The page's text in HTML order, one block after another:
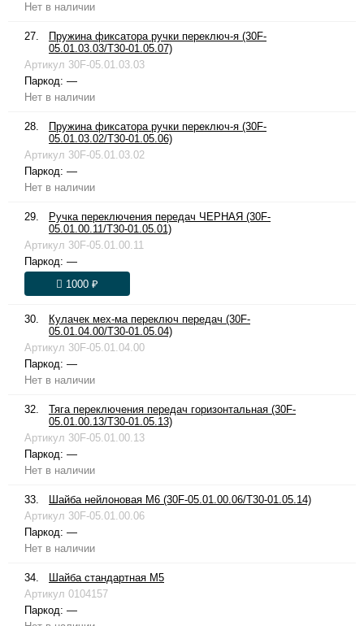
Нет в наличии
27.
Пружина фиксатора ручки переключ-я (30F-
05.01.03.03/T30-01.05.07)
Артикул 30F-05.01.03.03
Паркод: —
Нет в наличии
28.
Пружина фиксатора ручки переключ-я (30F-
05.01.03.02/T30-01.05.06)
Артикул 30F-05.01.03.02
Паркод: —
Нет в наличии
29.
Ручка переключения передач ЧЕРНАЯ (30F-
05.01.00.11/T30-01.05.01)
Артикул 30F-05.01.00.11
Паркод: —
1000 ₽
30.
Кулачек мех-ма переключ передач (30F-
05.01.04.00/T30-01.05.04)
Артикул 30F-05.01.04.00
Паркод: —
Нет в наличии
32.
Тяга переключения передач горизонтальная (30F-
05.01.00.13/T30-01.05.13)
Артикул 30F-05.01.00.13
Паркод: —
Нет в наличии
33.
Шайба нейлоновая М6 (30F-05.01.00.06/T30-01.05.14)
Артикул 30F-05.01.00.06
Паркод: —
Нет в наличии
34.
Шайба стандартная М5
Артикул 0104157
Паркод: —